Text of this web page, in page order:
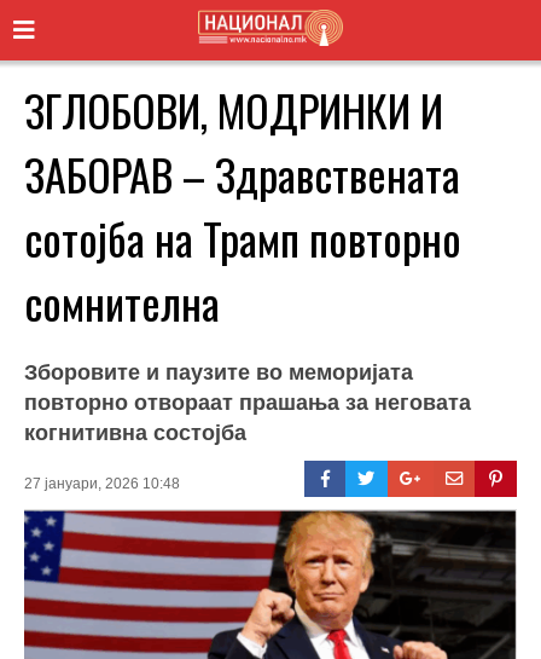
ЗГЛОБОВИ, МОДРИНКИ И
ЗАБОРАВ – Здравствената
сотојба на Трамп повторно
сомнителна
Зборовите и паузите во меморијата
повторно отвораат прашања за неговата
когнитивна состојба
27 јануари, 2026 10:48